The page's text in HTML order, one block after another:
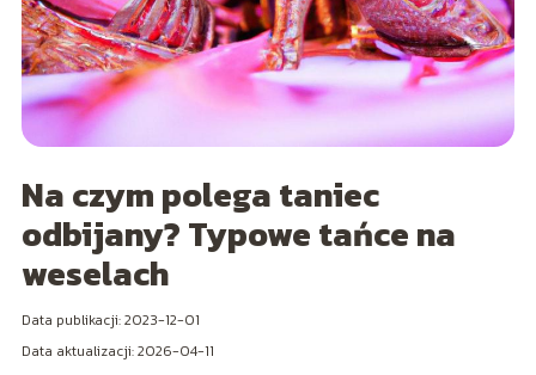
Na czym polega taniec
odbijany? Typowe tańce na
weselach
Data publikacji: 2023-12-01
Data aktualizacji: 2026-04-11